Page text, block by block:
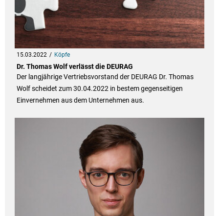
15.03.2022 Köpfe
Dr. Thomas Wolf verlässt die DEURAG
Der langjährige Vertriebsvorstand der DEURAG Dr. Thomas
Wolf scheidet zum 30.04.2022 in bestem gegenseitigen
Einvernehmen aus dem Unternehmen aus.